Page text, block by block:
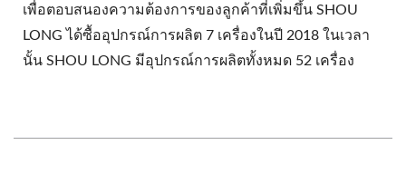
เพื่อตอบสนองความต้องการของลูกค้าที่เพิ่มขึ้น SHOU
LONG ได้ซื้ออุปกรณ์การผลิต 7 เครื่องในปี 2018 ในเวลา
นั้น SHOU LONG มีอุปกรณ์การผลิตทั้งหมด 52 เครื่อง